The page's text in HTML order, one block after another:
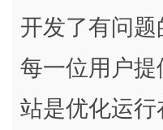
开发了有问
每一位用户
站是优化运